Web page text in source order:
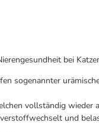
bei
sogenannter
vollständig wieder
und